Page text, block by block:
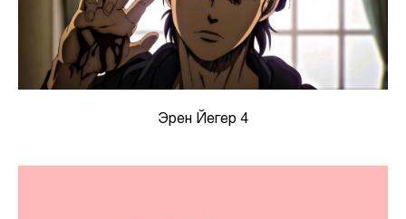
Эрен Йегер 4